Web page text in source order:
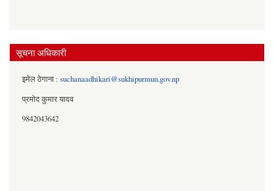
सूचना अधिकारी
इमेल ठेगाना : suchanaadhikari@sukhipurmun.gov.np
प्रमोद कुमार यादव
9842043642